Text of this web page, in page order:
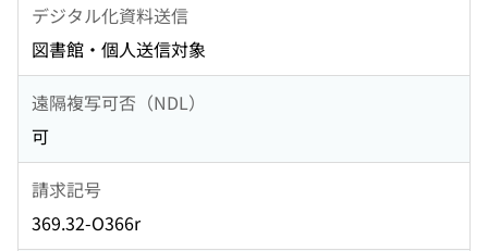
デジタル化資料送信
図書館・個人送信対象
遠隔複写可否（NDL）
可
請求記号
369.32-O366r